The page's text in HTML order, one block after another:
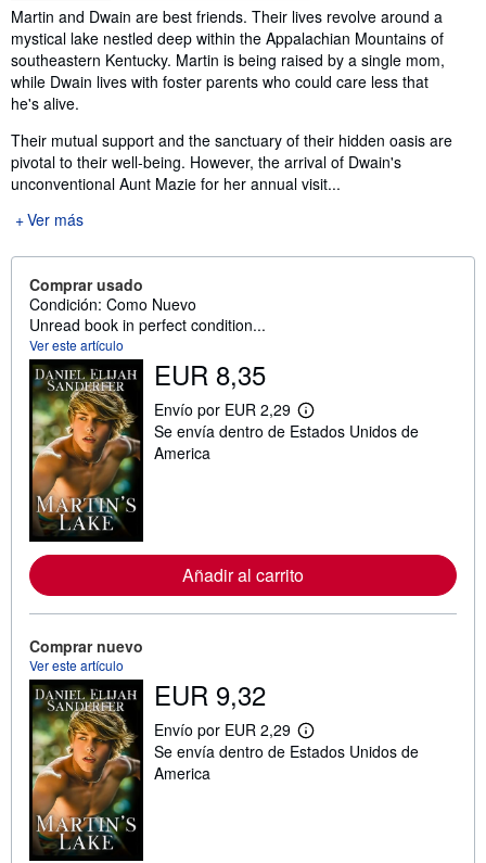
Sinopsis
Martin and Dwain are best friends. Their lives revolve around a
mystical lake nestled deep within the Appalachian Mountains of
southeastern Kentucky. Martin is being raised by a single mom,
while Dwain lives with foster parents who could care less that
he's alive.
Their mutual support and the sanctuary of their hidden oasis are
pivotal to their well-being. However, the arrival of Dwain's
unconventional Aunt Mazie for her annual visit...
Ver más
Comprar usado
Condición: Como Nuevo
Unread book in perfect condition...
Ver este artículo
EUR 8,35
Envío por EUR 2,29
M
á
i
ó
l
a
s
Se envía dentro de Estados Unidos de
America
Añadir al carrito
Comprar nuevo
Ver este artículo
EUR 9,32
Envío por EUR 2,29
M
á
Se envía dentro de Estados Unidos de
America